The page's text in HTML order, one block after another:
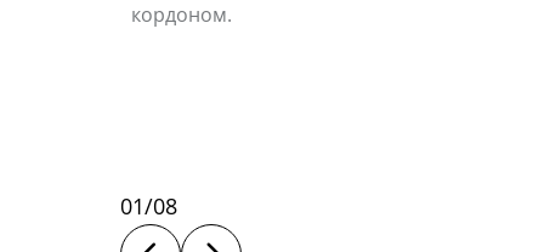
кордоном.
01/08